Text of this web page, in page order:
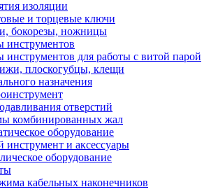
изоляции
и торцевые ключи
бокорезы, ножницы
инструментов
инструментов для работы с витой парой
плоскогубцы, клещи
назначения
отверстий
комбинированных жал
оборудование
инструмент и аксессуары
оборудование
кабельных наконечников